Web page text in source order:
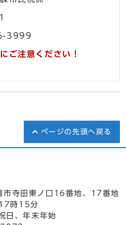
3999
ご注意ください！
ページの先頭へ戻る
寺田東ノ口16番地、17番地
時15分
日、年末年始